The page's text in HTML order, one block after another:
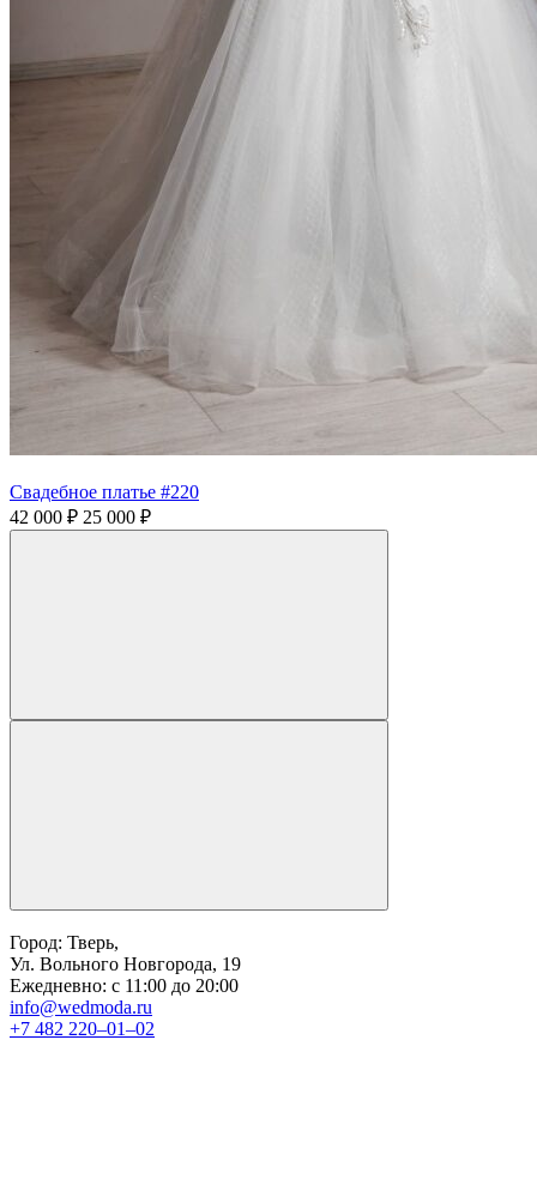
Свадебное платье #220
42 000 ₽ 25 000 ₽
Город: Тверь,
Ул. Вольного Новгорода, 19
Ежедневно: с 11:00 до 20:00
info@wedmoda.ru
+7 482 220‒01‒02